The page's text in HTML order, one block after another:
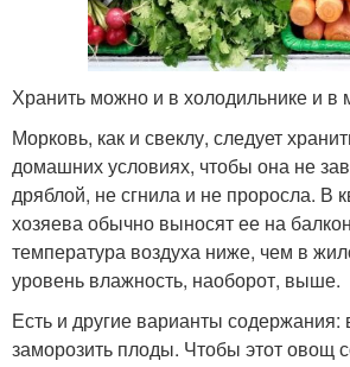
Хранить можно и в холодильнике и в
Морковь, как и свеклу, следует
домашних условиях, чтобы она не
дряблой, не сгнила и не проросла. В
хозяева обычно выносят ее на
температура воздуха ниже, чем в
уровень влажность, наоборот, выше.
Есть и другие варианты
заморозить плоды. Чтобы этот овощ